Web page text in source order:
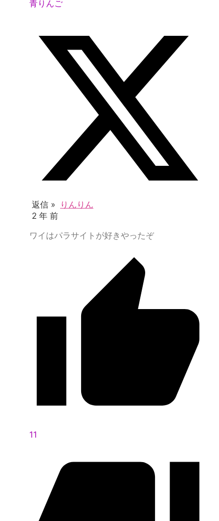
青りんご
返信 »
りんりん
2 年 前
ワイはパラサイトが好きやったぞ
11